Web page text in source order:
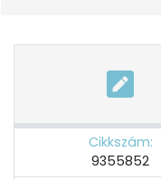
Cikkszám:
9355852